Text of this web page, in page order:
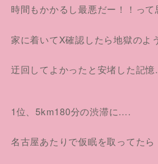
時間もかかるし最悪だー！！っ
家に着いてX確認したら地獄のよ
迂回してよかったと安堵した記
1位、5km180分の渋滞に….
名古屋あたりで仮眠を取ってたら